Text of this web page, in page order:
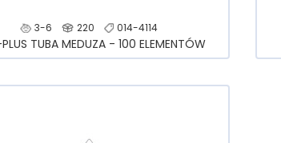
3-6 220 014-4114
TUBA MEDUZA - 100 ELEMENTÓW